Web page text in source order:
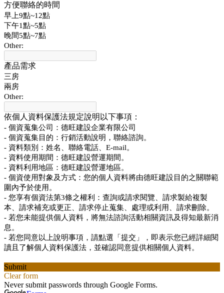
方便聯絡的時間
早上9點~12點
下午1點~5點
晚間5點~7點
Other:
產品需求
三房
兩房
Other:
依個人資料保護法規定說明以下事項：
- 個資蒐集公司：德旺建設企業有限公司
- 個資蒐集目的：行銷活動說明，聯絡諮詢。
- 資料類別：姓名、聯絡電話、E-mail。
- 資料使用期間：德旺建設營運期間。
- 資料利用地區：德旺建設營運地區。
- 個資使用對象及方式：您的個人資料將由德旺建設目的之關聯範
圍內予於使用。
- 您享有個資法第3條之權利：查詢或請求閱覽、請求製給複製
本、請求補充或更正、請求停止蒐集、處理或利用、請求刪除。
- 若您未能提供個人資料，將無法諮詢活動相關資訊及得知最新消
息。
- 若您同意以上說明事項，請點選「提交」，即表示您已經詳細閱
讀且了解個人資料保護法，並確認同意提供相關個人資料。
Submit
Clear form
Never submit passwords through Google Forms.